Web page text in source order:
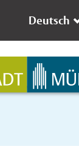
Deutsch